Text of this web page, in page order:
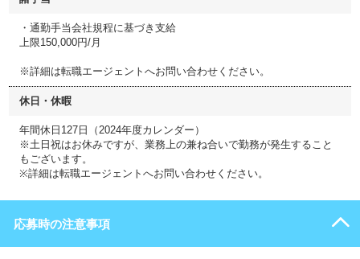
・通勤手当会社規程に基づき支給
上限150,000円/月
※詳細は転職エージェントへお問い合わせください。
休日・休暇
年間休日127日（2024年度カレンダー）
※土日祝はお休みですが、業務上の兼ね合いで勤務が発生すること
もございます。
※詳細は転職エージェントへお問い合わせください。
応募時の注意事項